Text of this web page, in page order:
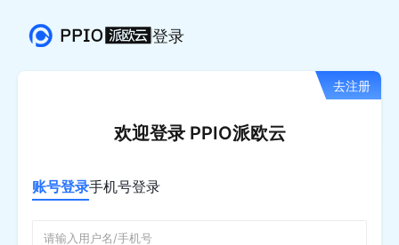
登录
去注册
欢迎登录 PPIO派欧云
账号登录手机号登录